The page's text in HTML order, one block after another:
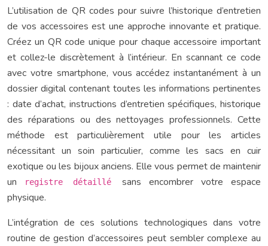
L’utilisation de QR codes pour suivre l’historique d’entretien
de vos accessoires est une approche innovante et pratique.
Créez un QR code unique pour chaque accessoire important
et collez-le discrètement à l’intérieur. En scannant ce code
avec votre smartphone, vous accédez instantanément à un
dossier digital contenant toutes les informations pertinentes
: date d’achat, instructions d’entretien spécifiques, historique
des réparations ou des nettoyages professionnels. Cette
méthode est particulièrement utile pour les articles
nécessitant un soin particulier, comme les sacs en cuir
exotique ou les bijoux anciens. Elle vous permet de maintenir
un
registre détaillé sans encombrer votre espace
physique.
L’intégration de ces solutions technologiques dans votre
routine de gestion d’accessoires peut sembler complexe au